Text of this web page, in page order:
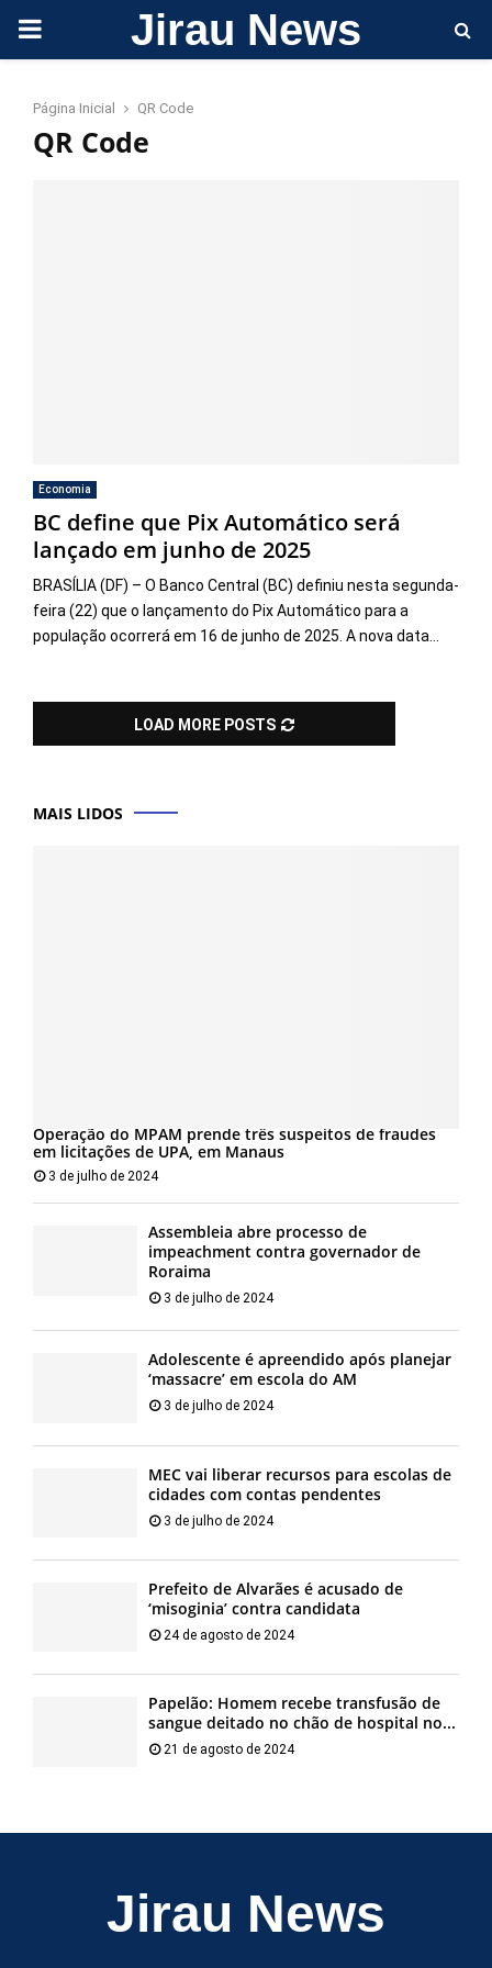
PRIMARY Jirau News
Página Inicial QR Code
QR Code
Economia
BC define que Pix Automático será
lançado em junho de 2025
BRASÍLIA (DF) – O Banco Central (BC) definiu nesta segunda-
feira (22) que o lançamento do Pix Automático para a
população ocorrerá em 16 de junho de 2025. A nova data...
LOAD MORE POSTS
MAIS LIDOS
Operação do MPAM prende três suspeitos de fraudes
em licitações de UPA, em Manaus
3 de julho de 2024
Assembleia abre processo de
impeachment contra governador de
Roraima
3 de julho de 2024
Adolescente é apreendido após planejar
‘massacre’ em escola do AM
3 de julho de 2024
MEC vai liberar recursos para escolas de
cidades com contas pendentes
3 de julho de 2024
Prefeito de Alvarães é acusado de
‘misoginia’ contra candidata
24 de agosto de 2024
Papelão: Homem recebe transfusão de
sangue deitado no chão de hospital no...
21 de agosto de 2024
Jirau News